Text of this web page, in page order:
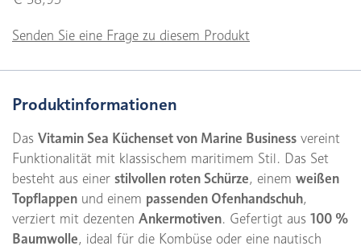
Senden Sie eine Frage zu diesem Produkt
Produktinformationen
Das Vitamin Sea Küchenset von Marine Business vereint
Funktionalität mit klassischem maritimem Stil. Das Set
besteht aus einer stilvollen roten Schürze, einem weißen
Topflappen und einem passenden Ofenhandschuh,
verziert mit dezenten Ankermotiven. Gefertigt aus 100 %
Baumwolle, ideal für die Kombüse oder eine nautisch